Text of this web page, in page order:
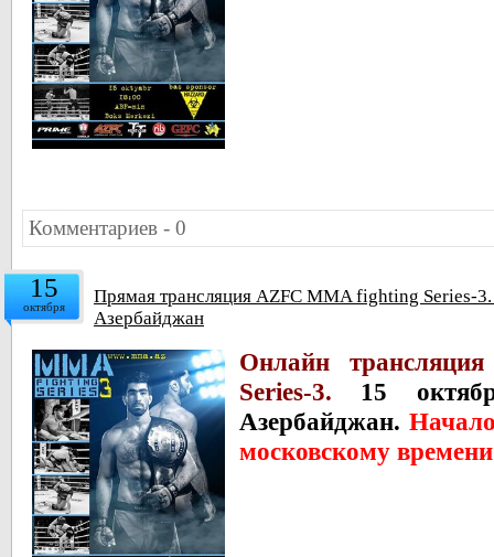
Комментариев - 0
15
октября
Прямая трансляция AZFC MMA fighting Series-3.
Азербайджан
Онлайн
Series-3. 15
Азербайджан.
московскому времени